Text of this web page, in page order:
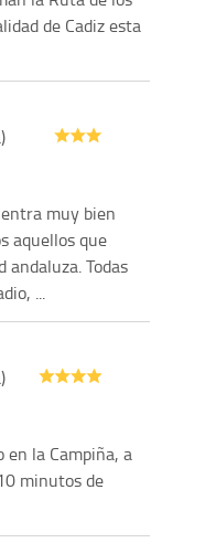
de Cadiz esta
muy bien
aquellos que
Todas
...
la Campiña, a
minutos de